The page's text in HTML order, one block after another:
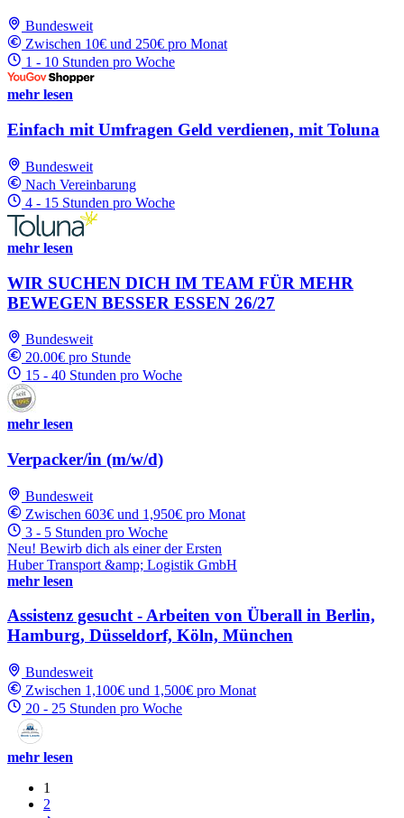
Bundesweit
Zwischen 10€ und 250€ pro Monat
1 - 10 Stunden pro Woche
mehr lesen
Einfach mit Umfragen Geld verdienen, mit Toluna
Bundesweit
Nach Vereinbarung
4 - 15 Stunden pro Woche
mehr lesen
WIR SUCHEN DICH IM TEAM FÜR MEHR
BEWEGEN BESSER ESSEN 26/27
Bundesweit
20.00€ pro Stunde
15 - 40 Stunden pro Woche
mehr lesen
Verpacker/in (m/w/d)
Bundesweit
Zwischen 603€ und 1,950€ pro Monat
3 - 5 Stunden pro Woche
Neu! Bewirb dich als einer der Ersten
Huber Transport &amp; Logistik GmbH
mehr lesen
Assistenz gesucht - Arbeiten von Überall in Berlin,
Hamburg, Düsseldorf, Köln, München
Bundesweit
Zwischen 1,100€ und 1,500€ pro Monat
20 - 25 Stunden pro Woche
mehr lesen
1
2